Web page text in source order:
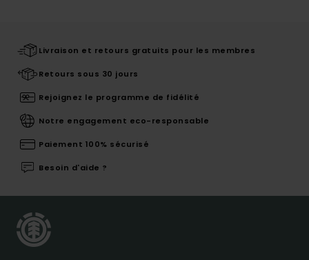
Livraison et retours gratuits pour les membres
Retours sous 30 jours
Rejoignez le programme de fidélité
Notre engagement eco-responsable
Paiement 100% sécurisé
Besoin d'aide ?